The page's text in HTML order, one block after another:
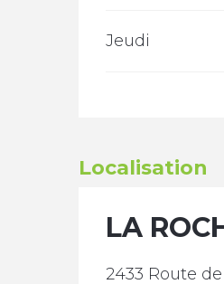
Jeudi
Localisation
LA
2433 Route